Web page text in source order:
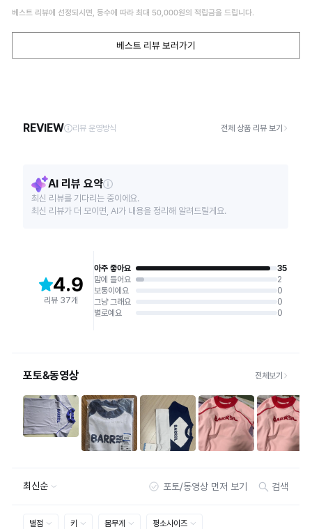
베스트 리뷰에 선정되시면, 등수에 따라 최대 50,000원의 적립금을 드립니다.
베스트 리뷰 보러가기